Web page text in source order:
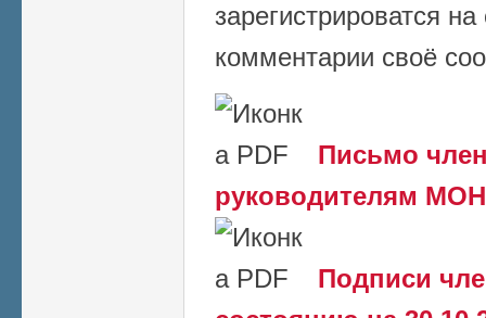
зарегистрироватся
комментарии своё
Письмо
руководителям
Подписи